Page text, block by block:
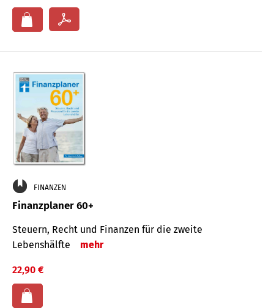
FINANZEN
Finanzplaner 60+
Steuern, Recht und Finanzen für die zweite
Lebenshälfte
mehr
22,90 €